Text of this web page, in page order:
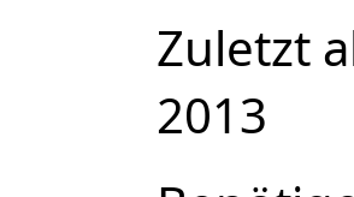
Zuletzt
2013